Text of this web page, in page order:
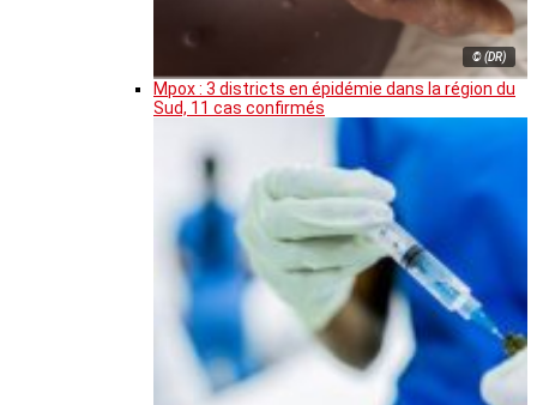
© (DR)
Mpox : 3 districts en épidémie dans la région du
Sud, 11 cas confirmés